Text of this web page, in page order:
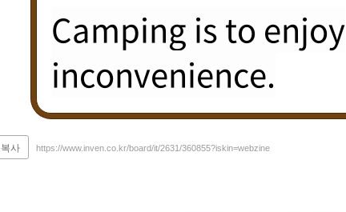
Camping is to enjoy
inconvenience.
사 https://www.inven.co.kr/board/it/2631/360855?iskin=webzine